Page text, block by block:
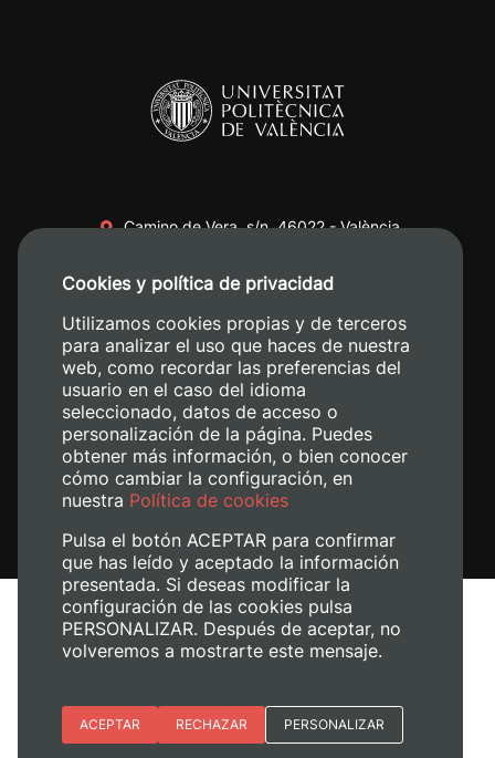
Camino de Vera, s/n. 46022 - València
+34 620 04 00 50
Aviso legal
Política de cookies
Gestionar cookies
Cookies y política de privacidad
Utilizamos cookies propias y de terceros
para analizar el uso que haces de nuestra
web, como recordar las preferencias del
usuario en el caso del idioma
seleccionado, datos de acceso o
personalización de la página. Puedes
obtener más información, o bien conocer
cómo cambiar la configuración, en
nuestra Política de cookies
Pulsa el botón ACEPTAR para confirmar
que has leído y aceptado la información
presentada. Si deseas modificar la
configuración de las cookies pulsa
PERSONALIZAR. Después de aceptar, no
volveremos a mostrarte este mensaje.
Esenciales
ACEPTAR RECHAZAR PERSONALIZAR